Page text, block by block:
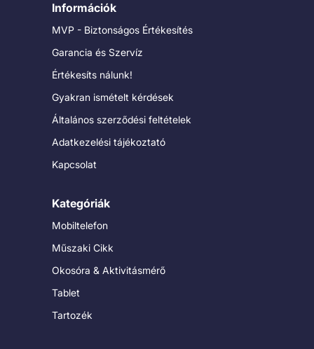
Információk
MVP - Biztonságos Értékesítés
Garancia és Szervíz
Értékesíts nálunk!
Gyakran ismételt kérdések
Általános szerződési feltételek
Adatkezelési tájékoztató
Kapcsolat
Kategóriák
Mobiltelefon
Műszaki Cikk
Okosóra & Aktivitásmérő
Tablet
Tartozék